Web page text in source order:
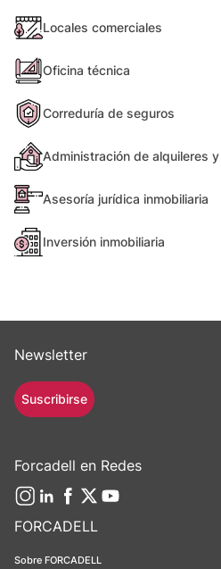
Locales comerciales
Oficina técnica
Correduría de seguros
Administración de alquileres
Asesoría jurídica inmobiliaria
Inversión inmobiliaria
FORCADELL
Sobre FORCADELL
Newsletter
Suscribirse
Forcadell en Redes